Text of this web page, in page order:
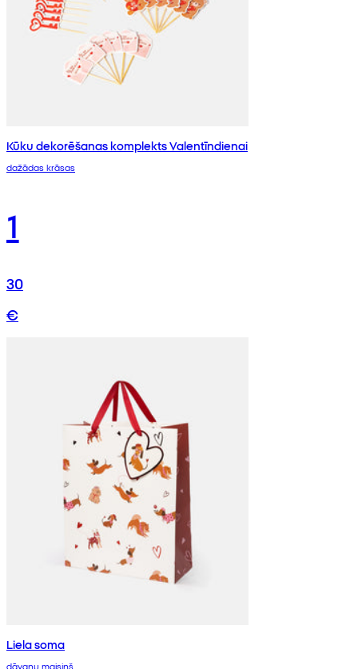
Kūku dekorēšanas komplekts Valentīndienai
dažādas krāsas
1
30
€
Liela soma
dāvanu maisiņš